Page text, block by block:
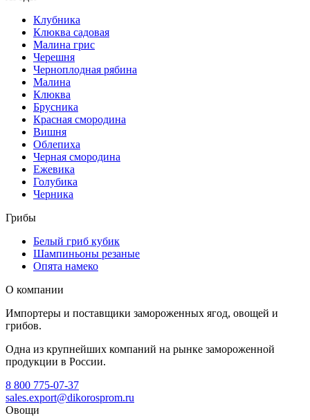
Клубника
Клюква садовая
Малина грис
Черешня
Черноплодная рябина
Малина
Клюква
Брусника
Красная смородина
Вишня
Облепиха
Черная смородина
Ежевика
Голубика
Черника
Грибы
Белый гриб кубик
Шампиньоны резаные
Опята намеко
О компании
Импортеры и поставщики замороженных ягод, овощей и
грибов.
Одна из крупнейших компаний на рынке замороженной
продукции в России.
8 800 775-07-37
sales.export@dikorosprom.ru
Овощи